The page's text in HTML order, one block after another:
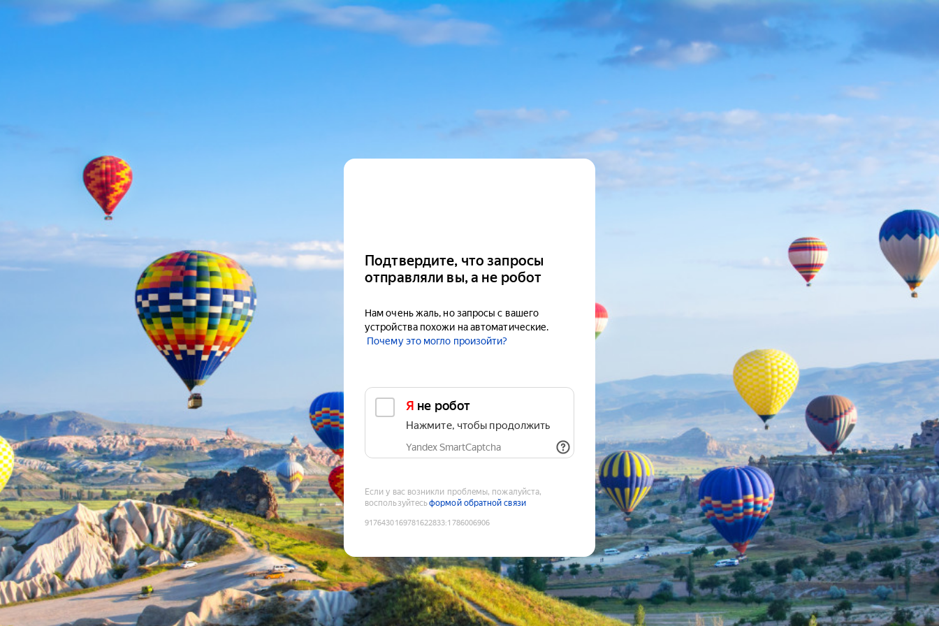
Подтвердите, что запросы
отправляли вы, а не робот
Нам очень жаль, но запросы с вашего
устройства похожи на автоматические.
Почему это могло произойти?
Я не робот
Нажмите, чтобы продолжить
Yandex SmartCaptcha
Если у вас возникли проблемы, пожалуйста,
воспользуйтесьформой обратной связи
9176430169781622833:1786006906